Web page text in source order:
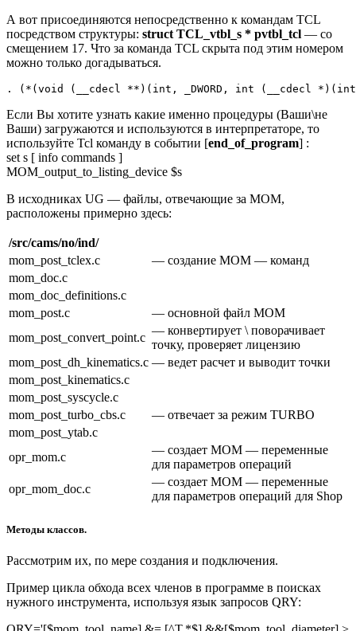
А вот присоединяются непосредственно к командам TCL
посредством структуры: struct TCL_vtbl_s * pvtbl_tcl — со
смещением 17. Что за команда TCL скрыта под этим номером
можно только догадываться.
. (*(void (__cdecl **)(int, _DWORD, int (__cdecl *)(int,
Если Вы хотите узнать какие именно процедуры (Ваши\не
Ваши) загружаются и используются в интерпретаторе, то
используйте Tcl команду в событии [end_of_program] :
set s [ info commands ]
MOM_output_to_listing_device $s
В исходниках UG — файлы, отвечающие за МОМ,
расположены примерно здесь:
/src/cams/no/ind/
mom_post_tclex.c
— создание MOM — команд
mom_doc.c
mom_doc_definitions.c
mom_post.c
— основной файл MOM
mom_post_convert_point.c
— конвертирует \ поворачивает
точку, проверяет лицензию
mom_post_dh_kinematics.c — ведет расчет и выводит точки
mom_post_kinematics.c
mom_post_syscycle.c
mom_post_turbo_cbs.c
— отвечает за режим TURBO
mom_post_ytab.c
opr_mom.c
— создает MOM — переменные
для параметров операций
opr_mom_doc.c
— создает MOM — переменные
для параметров операций для Shop
Методы классов.
Рассмотрим их, по мере создания и подключения.
Пример цикла обхода всех членов в программе в поисках
нужного инструмента, используя язык запросов QRY: